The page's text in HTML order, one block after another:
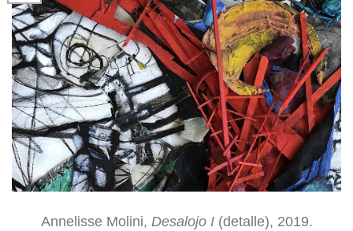
Annelisse Molini, Desalojo I(detalle), 2019.